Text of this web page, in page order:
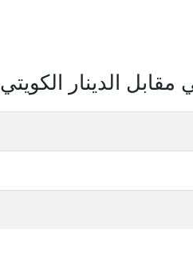
مقابل الدينار الكويتي